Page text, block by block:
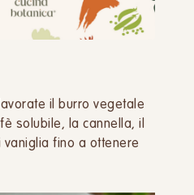
il burro vegetale
solubile, la cannella, il
vaniglia fino a ottenere